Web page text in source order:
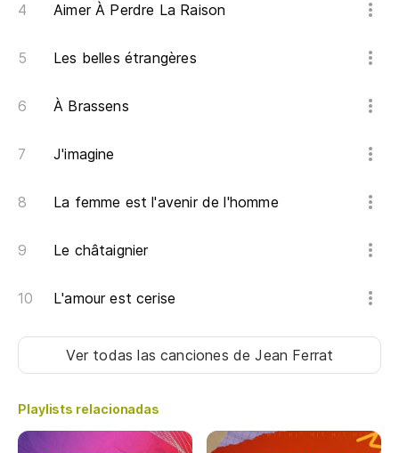
Aimer À Perdre La Raison
Les belles étrangères
À Brassens
J'imagine
La femme est l'avenir de l'homme
Le châtaignier
L'amour est cerise
Ver todas las canciones de Jean Ferrat
Playlists relacionadas